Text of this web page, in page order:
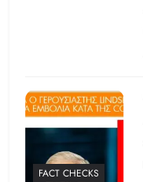
FACT CHECKS